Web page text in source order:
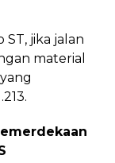
jika jalan
material